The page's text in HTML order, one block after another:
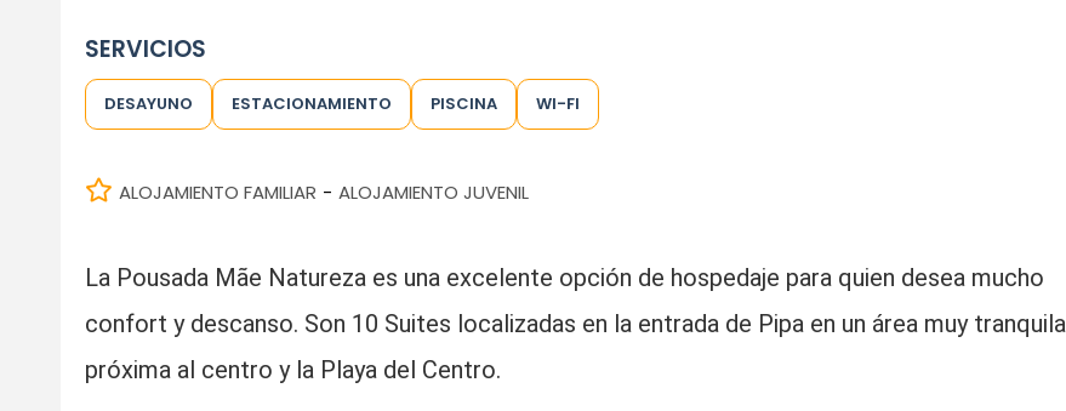
SERVICIOS
DESAYUNO ESTACIONAMIENTO PISCINA WI-FI
ALOJAMIENTO FAMILIAR - ALOJAMIENTO JUVENIL
La Pousada Mãe Natureza es una excelente opción de hospedaje para quien desea mucho
confort y descanso. Son 10 Suites localizadas en la entrada de Pipa en un área muy tranquila
próxima al centro y la Playa del Centro.